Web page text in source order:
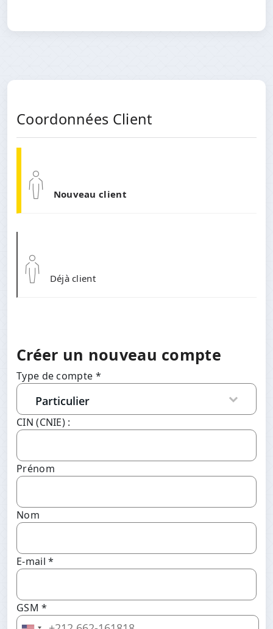
Coordonnées Client
Nouveau client
Déjà client
Créer un nouveau compte
Type de compte *
CIN (CNIE) :
Prénom
Nom
E-mail *
GSM *